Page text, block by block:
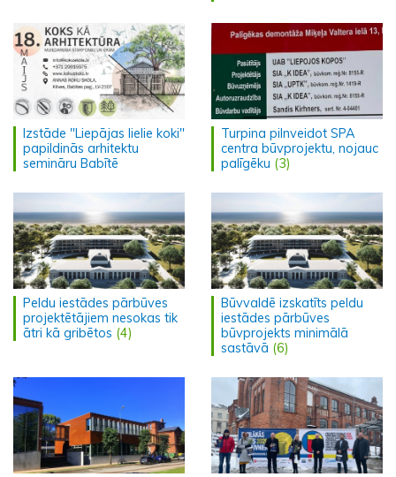
Izstāde "Liepājas lielie koki"
papildinās arhitektu
semināru Babītē
Turpina pilnveidot SPA
centra būvprojektu, nojauc
palīgēku (3)
Peldu iestādes pārbūves
projektētājiem nesokas tik
ātri kā gribētos (4)
Būvvaldē izskatīts peldu
iestādes pārbūves
būvprojekts minimālā
sastāvā (6)